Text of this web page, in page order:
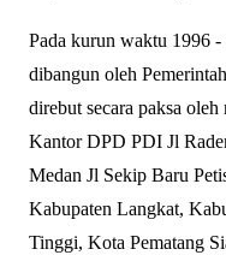
Pada kurun waktu 1996
dibangun oleh
direbut secara paksa
Kantor DPD PDI Jl
Medan Jl Sekip Baru
Kabupaten Langkat,
Tinggi, Kota Pematang